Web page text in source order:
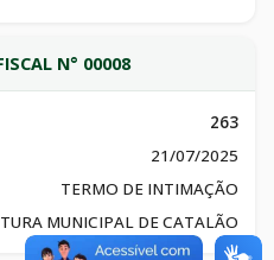
N° 00008
263
21/07/2025
TERMO DE INTIMAÇÃO
MUNICIPAL DE CATALÃO